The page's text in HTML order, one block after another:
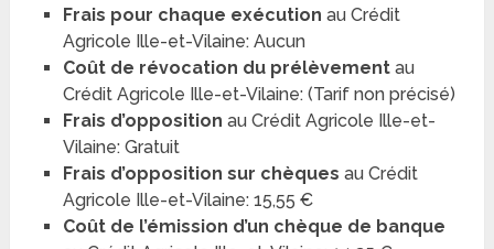
Frais pour chaque exécution au Crédit
Agricole Ille-et-Vilaine: Aucun
Coût de révocation du prélèvement au
Crédit Agricole Ille-et-Vilaine: (Tarif non précisé)
Frais d’opposition au Crédit Agricole Ille-et-
Vilaine: Gratuit
Frais d’opposition sur chèques au Crédit
Agricole Ille-et-Vilaine: 15,55 €
Coût de l’émission d’un chèque de banque